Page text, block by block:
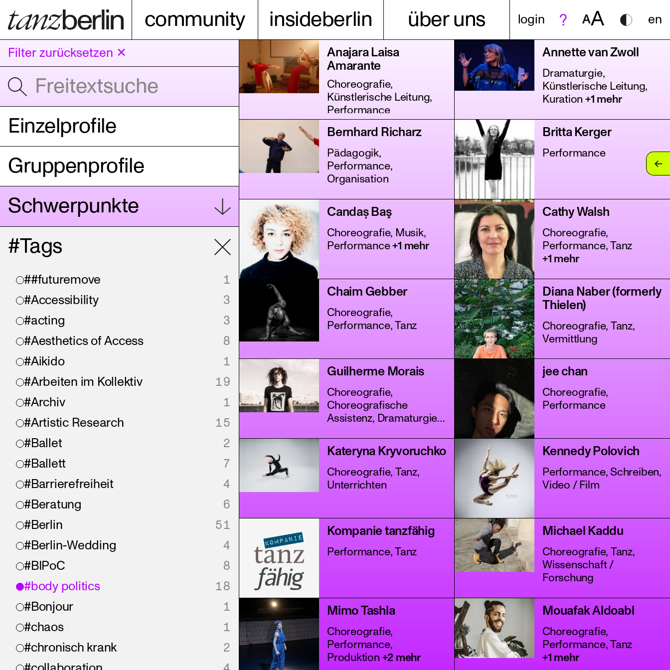
community insideberlin über uns login AA en
Filter zurücksetzen ✕
Einzelprofile
Gruppenprofile
Schwerpunkte
#Tags
##futuremove
1
#Accessibility
3
#acting
3
#Aesthetics of Access
8
#Aikido
1
#Arbeiten im Kollektiv
19
#Archiv
1
#Artistic Research
15
#Ballet
2
#Ballett
7
#Barrierefreiheit
4
#Beratung
6
#Berlin
51
#Berlin-Wedding
4
#BIPoC
8
#body politics
18
#Bonjour
1
#chaos
1
#chronisch krank
2
Anajara Laisa
Amarante
Choreografie,
Künstlerische Leitung,
Performance
Annette van Zwoll
Dramaturgie,
Künstlerische Leitung,
Kuration +1 mehr
Bernhard Richarz
Pädagogik,
Performance,
Organisation
Britta Kerger
Performance
Candaș Baş
Choreografie, Musik,
Performance+1 mehr
Cathy Walsh
Choreografie,
Performance, Tanz
+1 mehr
Chaim Gebber
Choreografie,
Performance, Tanz
Diana Naber (formerly
Thielen)
Choreografie, Tanz,
Vermittlung
Guilherme Morais
Choreografie,
Choreografische
Assistenz, Dramaturgie
jee chan
Choreografie,
Performance
Kateryna Kryvoruchko
Choreografie, Tanz,
Unterrichten
Kennedy Polovich
Performance, Schreiben,
Video / Film
Kompanie tanzfähig
Performance, Tanz
Michael Kaddu
Choreografie, Tanz,
Wissenschaft /
Forschung
Mimo Tashla
Choreografie,
Performance,
Produktion +2 mehr
Mouafak Aldoabl
Choreografie,
Performance, Tanz
+1 mehr